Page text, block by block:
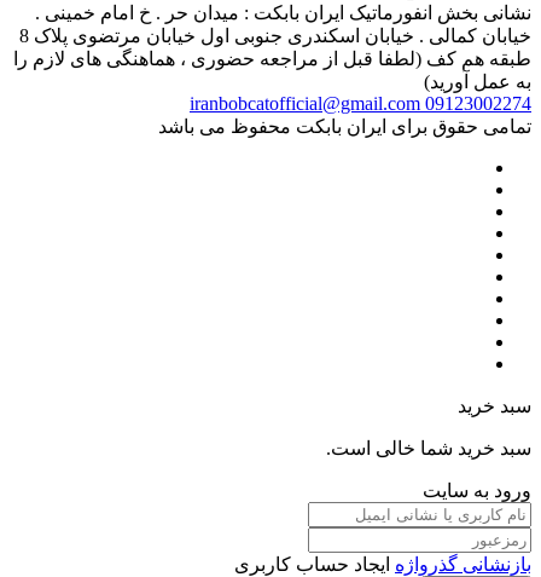
نشانی بخش انفورماتیک ایران بابکت : میدان حر . خ امام خمینی .
خیابان کمالی . خیابان اسکندری جنوبی اول خیابان مرتضوی پلاک 8
طبقه هم کف (لطفا قبل از مراجعه حضوری ، هماهنگی های لازم را
به عمل آورید)
09123002274
iranbobcatofficial@gmail.com
تمامی حقوق برای ایران بابکت محفوظ می باشد
سبد خرید
سبد خرید شما خالی است.
ورود به سایت
بازنشانی گذرواژه ایجاد حساب کاربری